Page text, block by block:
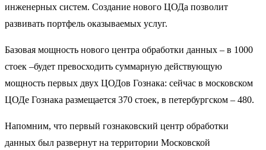
инженерных систем. Создание нового ЦОДа позволит
развивать портфель оказываемых услуг.
Базовая мощность нового центра обработки данных – в 1000
стоек –будет превосходить суммарную действующую
мощность первых двух ЦОДов Гознака: сейчас в московском
ЦОДе Гознака размещается 370 стоек, в петербургском – 480.
Напомним, что первый гознаковский центр обработки
данных был развернут на территории Московской